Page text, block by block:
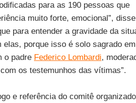
para as 190 pessoas que
muito forte, emocional”,
para entender a gravidade da
porque isso é solo sagrado
o padre Federico Lombardi,
os testemunhos das vítimas”.
e referência do comitê